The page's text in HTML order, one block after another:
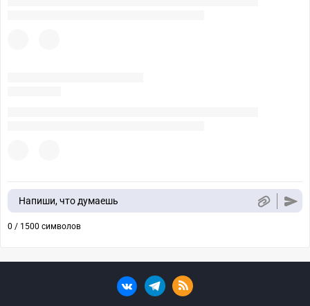
Напиши, что думаешь
0 / 1500 символов